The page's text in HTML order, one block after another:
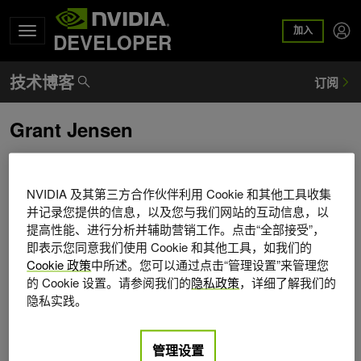
DEVELOPER 加入
Grant Jensen
NVIDIA 及其第三方合作伙伴利用 Cookie 和其他工具收集
并记录您提供的信息，以及您与我们网站的互动信息，以
提高性能、进行分析并辅助营销工作。点击“全部接受”，
即表示您同意我们使用 Cookie 和其他工具，如我们的
Cookie 政策中所述。您可以通过点击“管理设置”来管理您
的 Cookie 设置。请参阅我们的隐私政策，详细了解我们的
隐私实践。
管理设置